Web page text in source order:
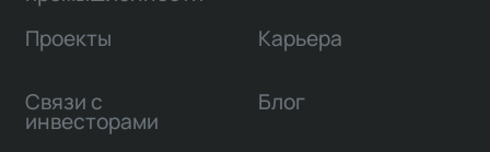
Проекты
Связи с
инвесторами
Карьера
Блог